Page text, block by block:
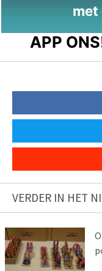
met
APP
VERDER IN HET